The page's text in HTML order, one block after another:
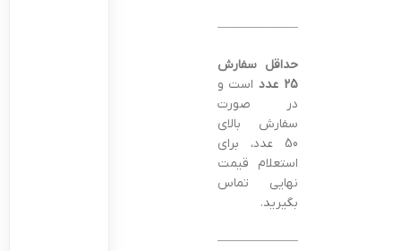
———————————————–
حداقل سفارش
25 عدد
است و
در صورت
سفارش بالای
50 عدد، برای
استعلام قیمت
نهایی تماس
بگیرید.
———————————————–